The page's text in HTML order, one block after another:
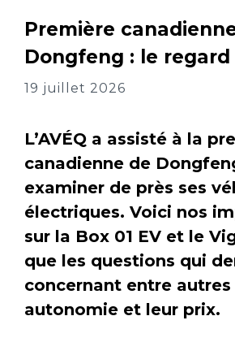
Première
Dongfeng : le regard
19 juillet 2026
L’AVÉQ a assisté à la
canadienne de
examiner de près ses
électriques. Voici nos
sur la Box 01 EV et le
que les questions qui
concernant entre autres
autonomie et leur prix.